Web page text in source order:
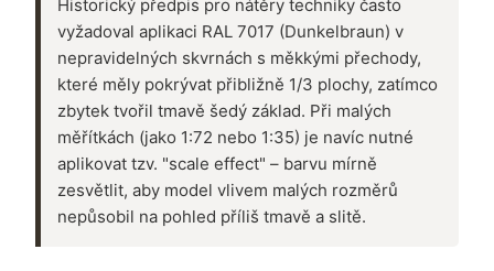
Historický předpis pro nátěry techniky často
vyžadoval aplikaci RAL 7017 (Dunkelbraun) v
nepravidelných skvrnách s měkkými přechody,
které měly pokrývat přibližně 1/3 plochy, zatímco
zbytek tvořil tmavě šedý základ. Při malých
měřítkách (jako 1:72 nebo 1:35) je navíc nutné
aplikovat tzv. "scale effect" – barvu mírně
zesvětlit, aby model vlivem malých rozměrů
nepůsobil na pohled příliš tmavě a slitě.